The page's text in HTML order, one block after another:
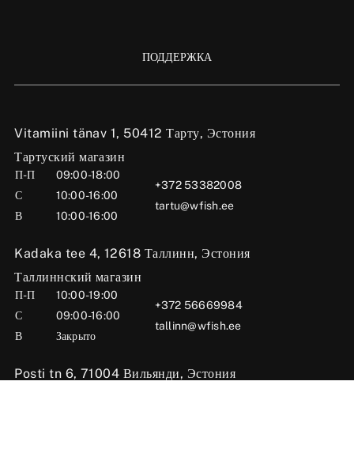
Vitamiini tänav 1, 50412 Тарту, Эстония
Тартуский магазин
П-П
09:00-18:00
С
10:00-16:00
В
10:00-16:00
+372 53382008
tartu@wfish.ee
Kadaka tee 4, 12618 Таллинн, Эстония
Таллиннский магазин
П-П
10:00-19:00
С
09:00-16:00
В
Закрыто
+372 56669984
tallinn@wfish.ee
Posti tn 6, 71004 Вильянди, Эстония
ПОДДЕРЖКА